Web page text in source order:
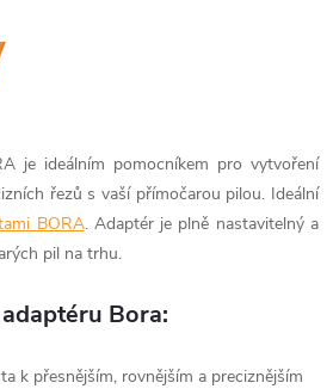
je ideálním pomocníkem pro vytvoření
řezů s vaší přímočarou pilou. Ideální
BORA. Adaptér je plně nastavitelný a
pil na trhu.
Bora:
k přesnějším, rovnějším a preciznějším